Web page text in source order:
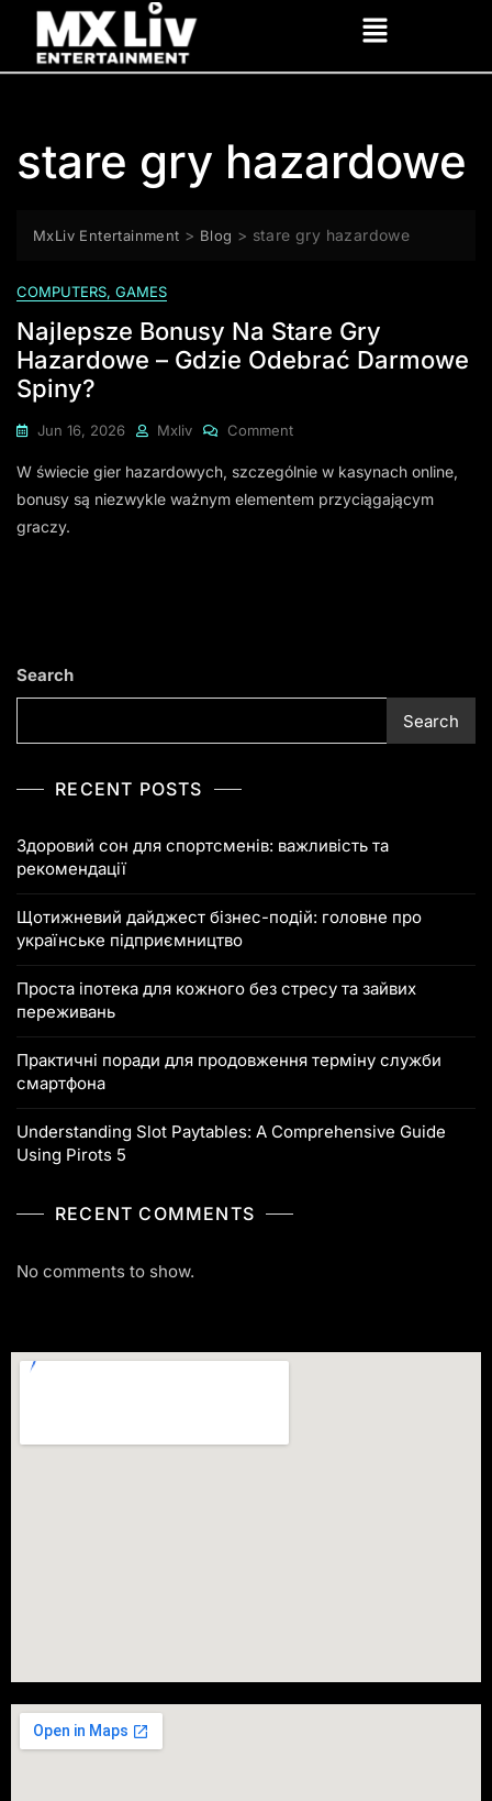
stare gry hazardowe
MxLiv Entertainment > Blog > stare gry hazardowe
COMPUTERS, GAMES
Najlepsze Bonusy Na Stare Gry
Hazardowe – Gdzie Odebrać Darmowe
Spiny?
Jun 16, 2026 Mxliv Comment
W świecie gier hazardowych, szczególnie w kasynach online,
bonusy są niezwykle ważnym elementem przyciągającym
graczy.
Search
Search
RECENT POSTS
Здоровий сон для спортсменів: важливість та
рекомендації
Щотижневий дайджест бізнес-подій: головне про
українське підприємництво
Проста іпотека для кожного без стресу та зайвих
переживань
Практичні поради для продовження терміну служби
смартфона
Understanding Slot Paytables: A Comprehensive Guide
Using Pirots 5
RECENT COMMENTS
No comments to show.